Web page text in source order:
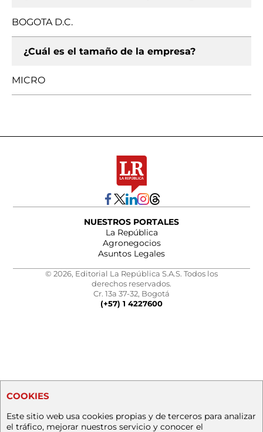
BOGOTA D.C.
¿Cuál es el tamaño de la empresa?
MICRO
NUESTROS PORTALES
La República
Agronegocios
Asuntos Legales
© 2026, Editorial La República S.A.S. Todos los
derechos reservados.
Cr. 13a 37-32, Bogotá
(+57) 1 4227600
COOKIES
Este sitio web usa cookies propias y de terceros para analizar
el tráfico, mejorar nuestros servicio y conocer el